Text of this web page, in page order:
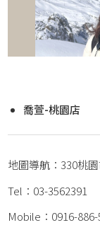
喬萱-桃園店
地圖導航： 330桃
Tel： 03-3562391
Mobile： 0916-